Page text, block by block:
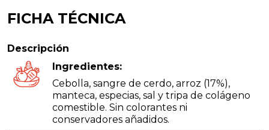
FICHA TÉCNICA
Descripción
Ingredientes:
Cebolla, sangre de cerdo, arroz (17%),
manteca, especias, sal y tripa de colágeno
comestible. Sin colorantes ni
conservadores añadidos.